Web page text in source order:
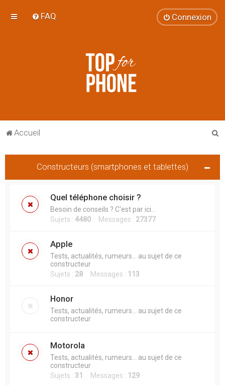
FAQ Connexion
Accueil
Constructeurs (smartphones et tablettes)
Quel téléphone choisir ?
Besoin de conseils ? C'est par ici...
Sujets : 4480 Messages : 27377
Apple
Tests, actualités, rumeurs... au sujet de ce
constructeur
Sujets : 28 Messages : 113
Honor
Tests, actualités, rumeurs... au sujet de ce
constructeur
Motorola
Tests, actualités, rumeurs... au sujet de ce
constructeur
Sujets : 31 Messages : 129